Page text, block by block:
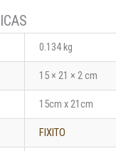
0.134 kg
15 × 21 × 2 cm
15cm x 21cm
FIXITO